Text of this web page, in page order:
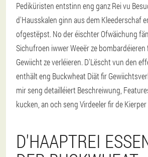
Pediküristen entstinn eng ganz Rei vu
d'Hausskalen ginn aus dem Kleederschaf
ofgestëpst. No der éischter Ofwäichung
Sichufroen iwwer Weeër ze
Gewiicht ze verléieren. D'Lëscht vun den
enthält eng Buckwheat Diät fir
mir seng detailléiert Beschreiwung,
kucken, an och seng Virdeeler fir de
D'HAAPTREI